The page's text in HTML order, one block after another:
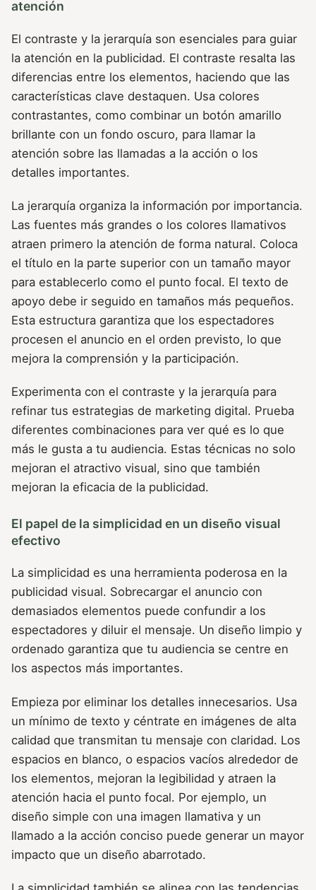
atención
El contraste y la jerarquía son esenciales para guiar
la atención en la publicidad. El contraste resalta las
diferencias entre los elementos, haciendo que las
características clave destaquen. Usa colores
contrastantes, como combinar un botón amarillo
brillante con un fondo oscuro, para llamar la
atención sobre las llamadas a la acción o los
detalles importantes.
La jerarquía organiza la información por importancia.
Las fuentes más grandes o los colores llamativos
atraen primero la atención de forma natural. Coloca
el título en la parte superior con un tamaño mayor
para establecerlo como el punto focal. El texto de
apoyo debe ir seguido en tamaños más pequeños.
Esta estructura garantiza que los espectadores
procesen el anuncio en el orden previsto, lo que
mejora la comprensión y la participación.
Experimenta con el contraste y la jerarquía para
refinar tus estrategias de marketing digital. Prueba
diferentes combinaciones para ver qué es lo que
más le gusta a tu audiencia. Estas técnicas no solo
mejoran el atractivo visual, sino que también
mejoran la eficacia de la publicidad.
El papel de la simplicidad en un diseño visual
efectivo
La simplicidad es una herramienta poderosa en la
publicidad visual. Sobrecargar el anuncio con
demasiados elementos puede confundir a los
espectadores y diluir el mensaje. Un diseño limpio y
ordenado garantiza que tu audiencia se centre en
los aspectos más importantes.
Empieza por eliminar los detalles innecesarios. Usa
un mínimo de texto y céntrate en imágenes de alta
calidad que transmitan tu mensaje con claridad. Los
espacios en blanco, o espacios vacíos alrededor de
los elementos, mejoran la legibilidad y atraen la
atención hacia el punto focal. Por ejemplo, un
diseño simple con una imagen llamativa y un
llamado a la acción conciso puede generar un mayor
impacto que un diseño abarrotado.